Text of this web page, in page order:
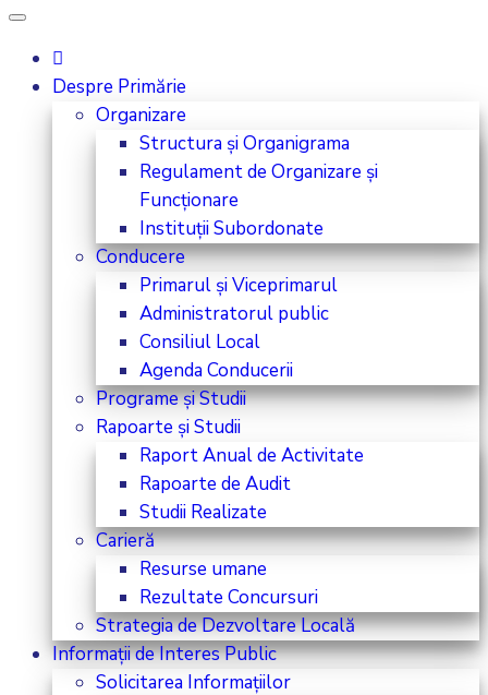
Despre Primărie
Organizare
Structura și Organigrama
Regulament de Organizare și
Funcționare
Instituții Subordonate
Conducere
Primarul și Viceprimarul
Administratorul public
Consiliul Local
Agenda Conducerii
Programe și Studii
Rapoarte și Studii
Raport Anual de Activitate
Rapoarte de Audit
Studii Realizate
Carieră
Resurse umane
Rezultate Concursuri
Strategia de Dezvoltare Locală
Informații de Interes Public
Solicitarea Informațiilor